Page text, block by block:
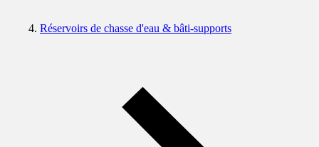
Réservoirs de chasse d'eau & bâti-supports